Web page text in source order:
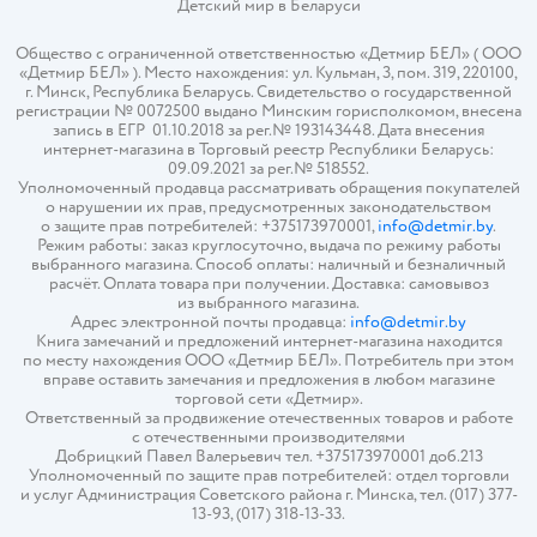
Детский мир в Беларуси
Общество с ограниченной ответственностью «Детмир БЕЛ» ( ООО
«Детмир БЕЛ» ). Место нахождения: ул. Кульман, 3, пом. 319, 220100,
г. Минск, Республика Беларусь. Свидетельство о государственной
регистрации № 0072500 выдано Минским горисполкомом, внесена
запись в ЕГР 01.10.2018 за рег.№ 193143448. Дата внесения
интернет-магазина в Торговый реестр Республики Беларусь:
09.09.2021 за рег.№ 518552.
Уполномоченный продавца рассматривать обращения покупателей
о нарушении их прав, предусмотренных законодательством
о защите прав потребителей: +375173970001,info@detmir.by.
Режим работы: заказ круглосуточно, выдача по режиму работы
выбранного магазина. Способ оплаты: наличный и безналичный
расчёт. Оплата товара при получении. Доставка: самовывоз
из выбранного магазина.
Адрес электронной почты продавца: info@detmir.by
Книга замечаний и предложений интернет-магазина находится
по месту нахождения ООО «Детмир БЕЛ». Потребитель при этом
вправе оставить замечания и предложения в любом магазине
торговой сети «Детмир».
Ответственный за продвижение отечественных товаров и работе
с отечественными производителями
Добрицкий Павел Валерьевич тел. +375173970001 доб.213
Уполномоченный по защите прав потребителей: отдел торговли
и услуг Администрация Советского района г. Минска, тел. (017) 377-
13-93, (017) 318-13-33.